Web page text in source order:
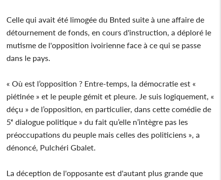
Celle qui avait été limogée du Bnted suite à une affaire de
détournement de fonds, en cours d'instruction, a déploré le
mutisme de l'opposition ivoirienne face à ce qui se passe
dans le pays.
« Où est l’opposition ? Entre-temps, la démocratie est «
piétinée » et le peuple gémit et pleure. Je suis logiquement, «
déçu » de l’opposition, en particulier, dans cette comédie de
5ᵉ dialogue politique » du fait qu’elle n’intègre pas les
préoccupations du peuple mais celles des politiciens », a
dénoncé, Pulchéri Gbalet.
La déception de l'opposante est d'autant plus grande que